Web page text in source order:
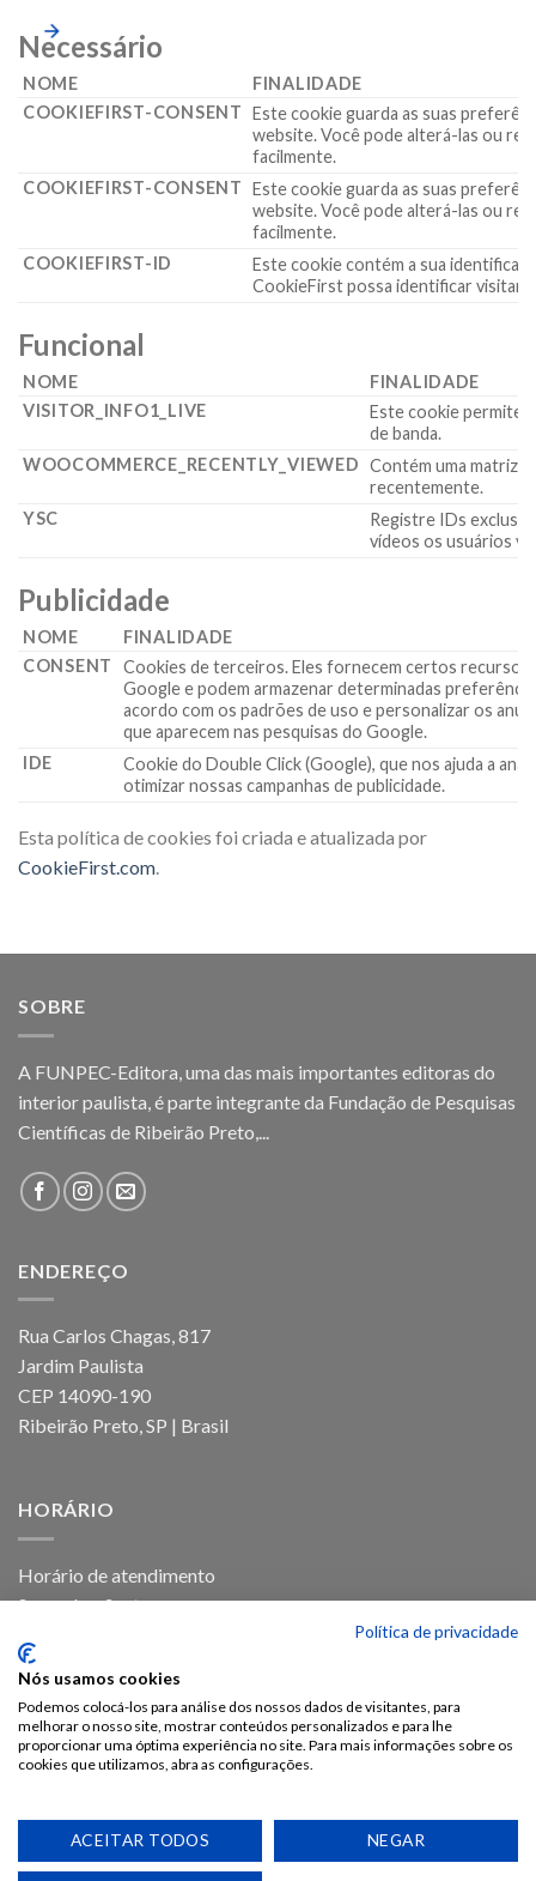
Necessário
NOME
FINALIDADE
COOKIEFIRST-CONSENT Este cookie guarda as suas
website. Você pode alterá-las ou
facilmente.
COOKIEFIRST-CONSENT Este cookie guarda as suas
website. Você pode alterá-las ou
facilmente.
COOKIEFIRST-ID
Este cookie contém a sua
CookieFirst possa identificar
Funcional
NOME
FINALIDADE
VISITOR_INFO1_LIVE
Este cookie permite
de banda.
WOOCOMMERCE_RECENTLY_VIEWED Contém uma matriz
recentemente.
YSC
Registre IDs
vídeos os usuários
Publicidade
NOME
FINALIDADE
CONSENT
Cookies de terceiros. Eles fornecem certos recursos
Google e podem armazenar determinadas
acordo com os padrões de uso e personalizar os
que aparecem nas pesquisas do Google.
IDE
Cookie do Double Click (Google), que nos ajuda a
otimizar nossas campanhas de publicidade.
Esta política de cookies foi criada e atualizada por
CookieFirst.com.
SOBRE
A FUNPEC-Editora, uma das mais importantes editoras do
interior paulista, é parte integrante da Fundação de Pesquisas
Científicas de Ribeirão Preto,...
ENDEREÇO
Rua Carlos Chagas, 817
Jardim Paulista
CEP 14090-190
Ribeirão Preto, SP | Brasil
HORÁRIO
Horário de atendimento
Segunda a Sexta
POLÍTICA DE PRIVACIDADE
POLÍTICA DE COOKIES
RASTREIO DE PRODUTO
TROCA E DEVOLUÇÃO
Política de privacidade
Nós usamos cookies
Podemos colocá-los para análise dos nossos dados de visitantes, para
melhorar o nosso site, mostrar conteúdos personalizados e para lhe
proporcionar uma óptima experiência no site. Para mais informações sobre os
cookies que utilizamos, abra as configurações.
ACEITAR TODOS NEGAR